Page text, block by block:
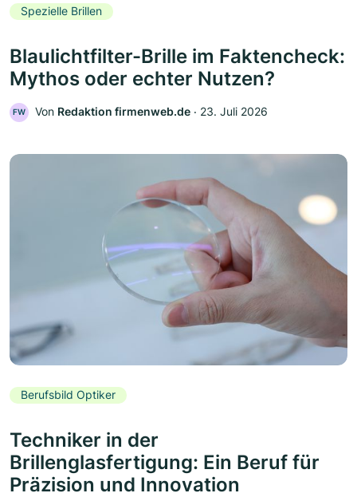
Spezielle Brillen
Blaulichtfilter-Brille im Faktencheck:
Mythos oder echter Nutzen?
FW Von Redaktion firmenweb.de ‧ 23. Juli 2026
Berufsbild Optiker
Techniker in der
Brillenglasfertigung: Ein Beruf für
Präzision und Innovation